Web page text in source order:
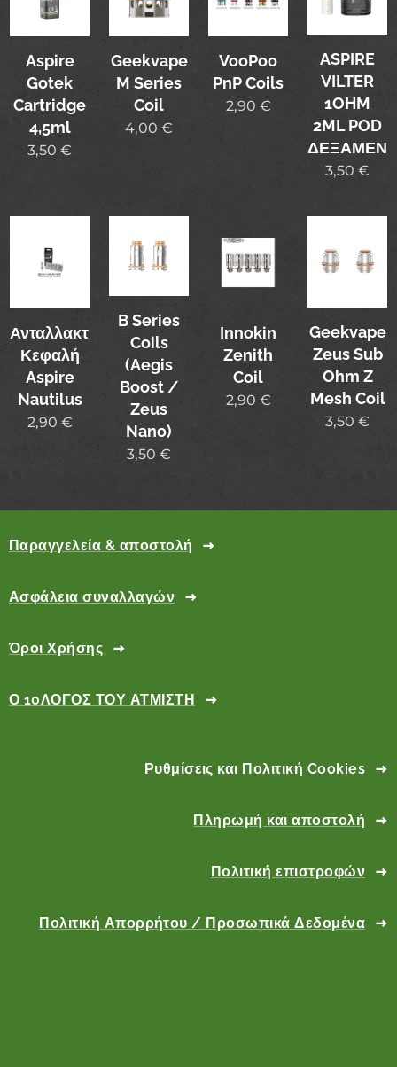
Aspire
Gotek
Cartridge
4,5ml
3,50 €
Geekvape
M Series
Coil
4,00 €
VooPoo
PnP Coils
2,90 €
ASPIRE
VILTER
1OHM
2ML POD
3,50 €
Ανταλλακτική
Κεφαλή
Aspire
Nautilus
2,90 €
B Series
Coils
(Aegis
Boost /
Zeus
Nano)
3,50 €
Innokin
Zenith
Coil
2,90 €
Geekvape
Zeus Sub
Ohm Z
Mesh Coil
3,50 €
Παραγγελεία & αποστολή
Ασφάλεια συναλλαγών
Όροι Χρήσης
Ο 10ΛΟΓΟΣ ΤΟΥ ΑΤΜΙΣΤΗ
Ρυθμίσεις και Πολιτική Cookies
Πληρωμή και αποστολή
Πολιτική επιστροφών
Πολιτική Απορρήτου / Προσωπικά Δεδομένα